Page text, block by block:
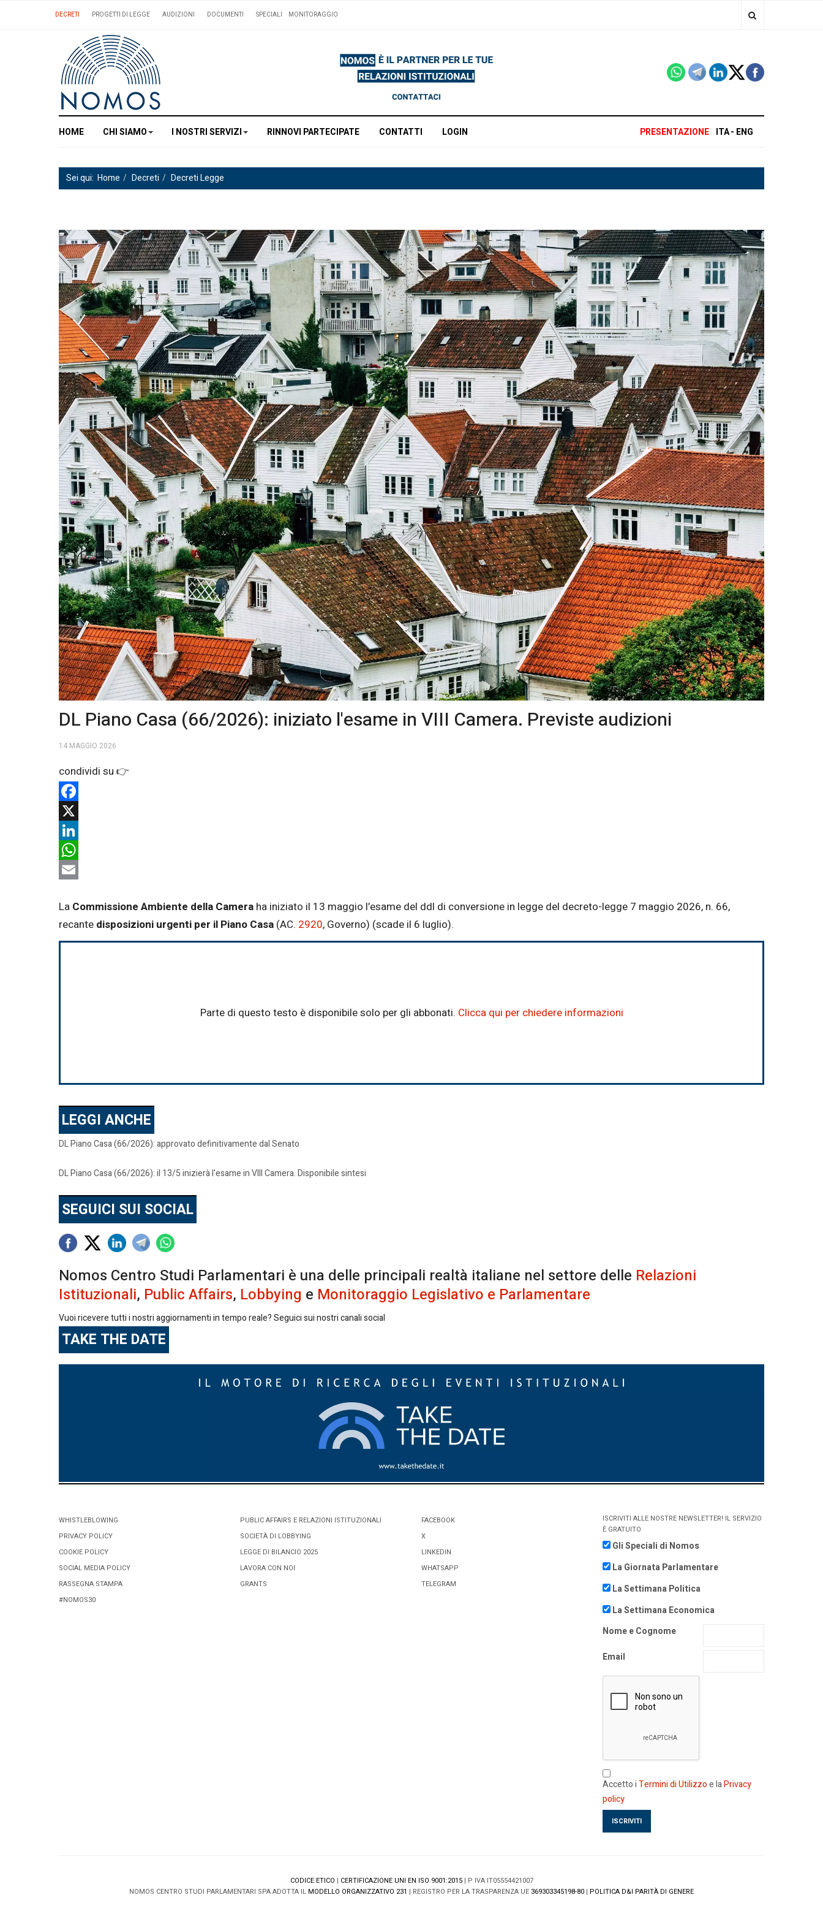
DECRETI PROGETTI DI LEGGE AUDIZIONI DOCUMENTI SPECIALI MONITORAGGIO
HOME CHI SIAMO I NOSTRI SERVIZI RINNOVI PARTECIPATE CONTATTI LOGIN PRESENTAZIONE ITA ENG
Sei qui: Home Decreti Decreti Legge
DL Piano Casa (66/2026): iniziato l'esame in VIII Camera. Previste audizioni
14 MAGGIO 2026
Facebook
X
LinkedIn
WhatsApp
La Commissione Ambiente della Camera ha iniziato il 13 maggio l’esame del ddl di conversione in legge del decreto-legge 7 maggio 2026, n. 66,
recante disposizioni urgenti per il Piano Casa (AC. 2920, Governo) (scade il 6 luglio).
Parte di questo testo è disponibile solo per gli abbonati. Clicca qui per chiedere informazioni
LEGGI ANCHE
DL Piano Casa (66/2026): approvato definitivamente dal Senato
DL Piano Casa (66/2026): il 13/5 inizierà l'esame in VIII Camera. Disponibile sintesi
SEGUICI SUI SOCIAL
Nomos Centro Studi Parlamentari è una delle principali realtà italiane nel settore delle Relazioni
Istituzionali, Public Affairs, Lobbying e Monitoraggio Legislativo e Parlamentare
Vuoi ricevere tutti i nostri aggiornamenti in tempo reale? Seguici sui nostri canali social
TAKE THE DATE
WHISTLEBLOWING
PRIVACY POLICY
COOKIE POLICY
SOCIAL MEDIA POLICY
RASSEGNA STAMPA
#NOMOS30
PUBLIC AFFAIRS E RELAZIONI ISTITUZIONALI
SOCIETÀ DI LOBBYING
LEGGE DI BILANCIO 2025
LAVORA CON NOI
GRANTS
FACEBOOK
X
LINKEDIN
WHATSAPP
TELEGRAM
ISCRIVITI ALLE NOSTRE NEWSLETTER! IL SERVIZIO
È GRATUITO
Gli Speciali di Nomos
La Giornata Parlamentare
La Settimana Politica
La Settimana Economica
Nome e Cognome
Email
Accetto iTermini di Utilizzoe laPrivacy
policy
CODICE ETICO | CERTIFICAZIONE UNI EN ISO 9001:2015| P IVA IT05554421007
NOMOS CENTRO STUDI PARLAMENTARI SPA ADOTTA IL MODELLO ORGANIZZATIVO 231 | REGISTRO PER LA TRASPARENZA UE 369303345198-80 | POLITICA D&I PARITÀ DI GENERE